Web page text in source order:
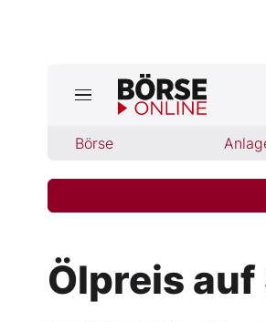
Börse
Jetzt aktuelle
Finanz-Check
Ölpreis